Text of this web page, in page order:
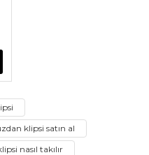
klipsi satın al
nasıl takılır